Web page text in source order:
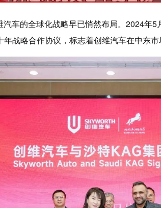
车的全球化战略早已悄然布局。2024年
战略合作协议，标志着创维汽车在中东市